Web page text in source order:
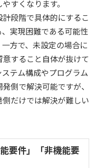
すくなります。
段階で具体的にするこ
実現困難である可能性
方で、未設定の場合に
すること自体が抜けて
テム構成やプログラム
側で解決可能ですが、
だけでは解決が難しい
要件」「非機能要